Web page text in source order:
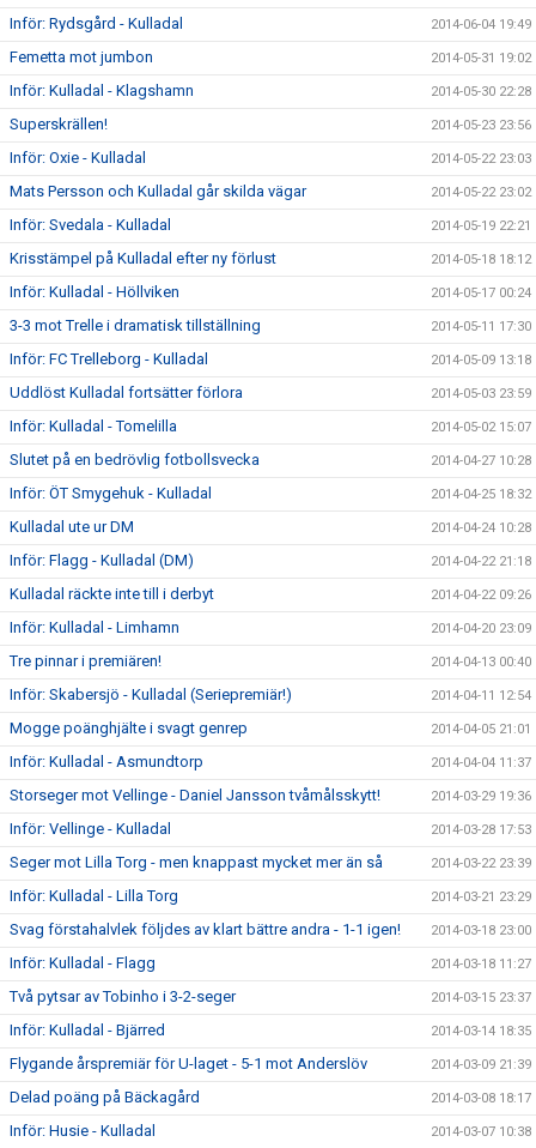
Inför: Rydsgård - Kulladal 2014-06-04 19:49
Femetta mot jumbon 2014-05-31 19:02
Inför: Kulladal - Klagshamn 2014-05-30 22:28
Superskrällen! 2014-05-23 23:56
Inför: Oxie - Kulladal 2014-05-22 23:03
Mats Persson och Kulladal går skilda vägar 2014-05-22 23:02
Inför: Svedala - Kulladal 2014-05-19 22:21
Krisstämpel på Kulladal efter ny förlust 2014-05-18 18:12
Inför: Kulladal - Höllviken 2014-05-17 00:24
3-3 mot Trelle i dramatisk tillställning 2014-05-11 17:30
Inför: FC Trelleborg - Kulladal 2014-05-09 13:18
Uddlöst Kulladal fortsätter förlora 2014-05-03 23:59
Inför: Kulladal - Tomelilla 2014-05-02 15:07
Slutet på en bedrövlig fotbollsvecka 2014-04-27 10:28
Inför: ÖT Smygehuk - Kulladal 2014-04-25 18:32
Kulladal ute ur DM 2014-04-24 10:28
Inför: Flagg - Kulladal (DM) 2014-04-22 21:18
Kulladal räckte inte till i derbyt 2014-04-22 09:26
Inför: Kulladal - Limhamn 2014-04-20 23:09
Tre pinnar i premiären! 2014-04-13 00:40
Inför: Skabersjö - Kulladal (Seriepremiär!) 2014-04-11 12:54
Mogge poänghjälte i svagt genrep 2014-04-05 21:01
Inför: Kulladal - Asmundtorp 2014-04-04 11:37
Storseger mot Vellinge - Daniel Jansson tvåmålsskytt! 2014-03-29 19:36
Inför: Vellinge - Kulladal 2014-03-28 17:53
Seger mot Lilla Torg - men knappast mycket mer än så 2014-03-22 23:39
Inför: Kulladal - Lilla Torg 2014-03-21 23:29
Svag förstahalvlek följdes av klart bättre andra - 1-1 igen! 2014-03-18 23:00
Inför: Kulladal - Flagg 2014-03-18 11:27
Två pytsar av Tobinho i 3-2-seger 2014-03-15 23:37
Inför: Kulladal - Bjärred 2014-03-14 18:35
Flygande årspremiär för U-laget - 5-1 mot Anderslöv 2014-03-09 21:39
Delad poäng på Bäckagård 2014-03-08 18:17
Inför: Husie - Kulladal 2014-03-07 10:38